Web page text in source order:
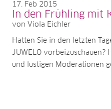
17 Feb 2015
In den Frühling mit
von Viola Eichler
Hatten Sie in den letzten
JUWELO vorbeizuschauen?
und lustigen Moderationen